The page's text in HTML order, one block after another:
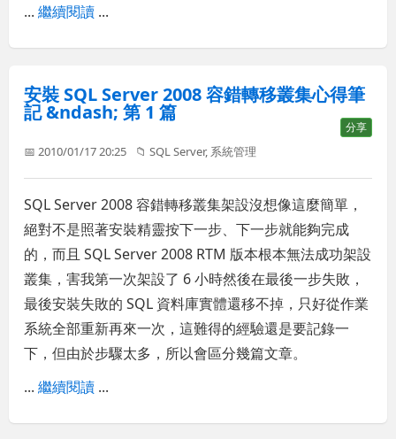
...繼續閱讀 ...
安裝 SQL Server 2008 容錯轉移叢集心得筆
記 &ndash; 第 1 篇
分享
📅 2010/01/17 20:25 📁SQL Server, 系統管理
SQL Server 2008 容錯轉移叢集架設沒想像這麼簡單，
絕對不是照著安裝精靈按下一步、下一步就能夠完成
的，而且 SQL Server 2008 RTM 版本根本無法成功架設
叢集，害我第一次架設了 6 小時然後在最後一步失敗，
最後安裝失敗的 SQL 資料庫實體還移不掉，只好從作業
系統全部重新再來一次，這難得的經驗還是要記錄一
下，但由於步驟太多，所以會區分幾篇文章。
...繼續閱讀 ...